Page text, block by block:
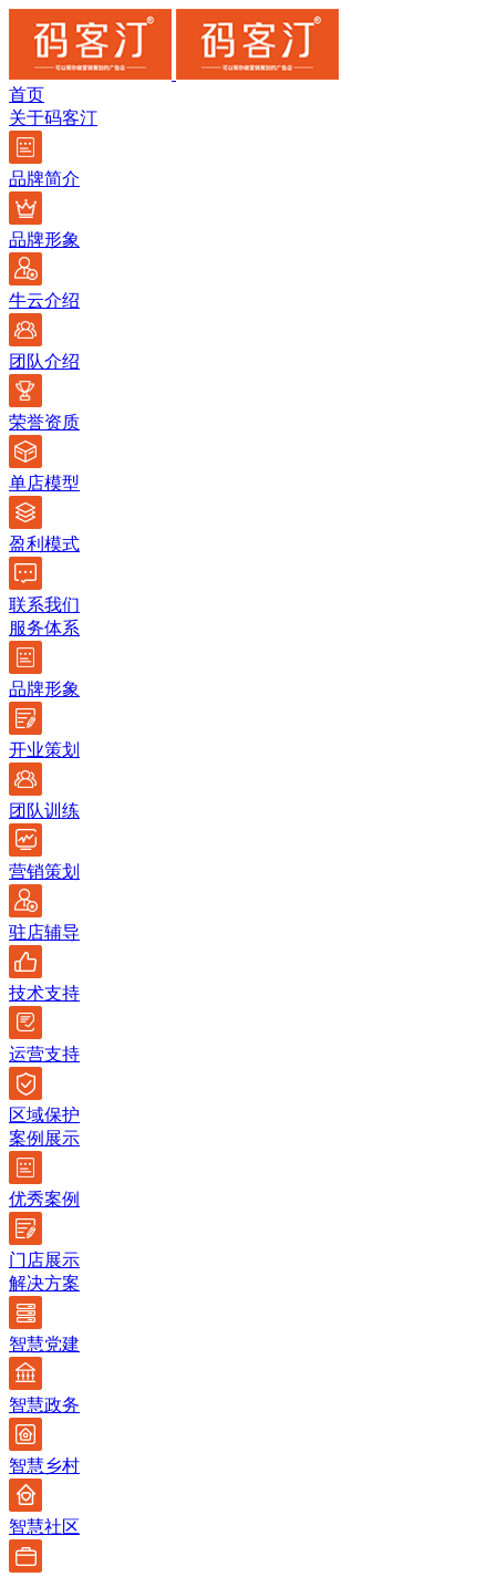
首页
关于码客汀
品牌简介
品牌形象
牛云介绍
团队介绍
荣誉资质
单店模型
盈利模式
联系我们
服务体系
品牌形象
开业策划
团队训练
营销策划
驻店辅导
技术支持
运营支持
区域保护
案例展示
优秀案例
门店展示
解决方案
智慧党建
智慧政务
智慧乡村
智慧社区